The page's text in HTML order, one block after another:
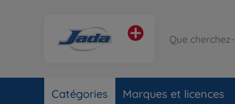
Catégories Marques et licences